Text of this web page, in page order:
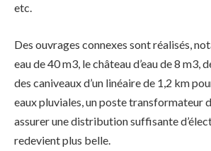
etc.
Des ouvrages connexes sont réalisés,
eau de 40 m3, le château d’eau de 8 m3,
des caniveaux d’un linéaire de 1,2 km
eaux pluviales, un poste transformateur
assurer une distribution suffisante
redevient plus belle.